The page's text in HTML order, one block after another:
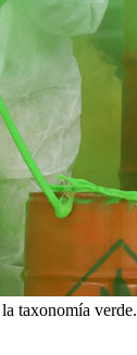
taxonomía verde.